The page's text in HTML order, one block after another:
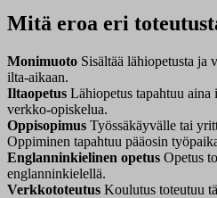
Mitä eroa eri
Monimuoto Sisältää lähiopetusta ja
ilta-aikaan.
Iltaopetus Lähiopetus tapahtuu
verkko-opiskelua.
Oppisopimus Työssäkäyvälle tai
Oppiminen tapahtuu pääosin
Englanninkielinen opetus Opetus
englanninkielellä.
Verkkototeutus Koulutus toteutuu